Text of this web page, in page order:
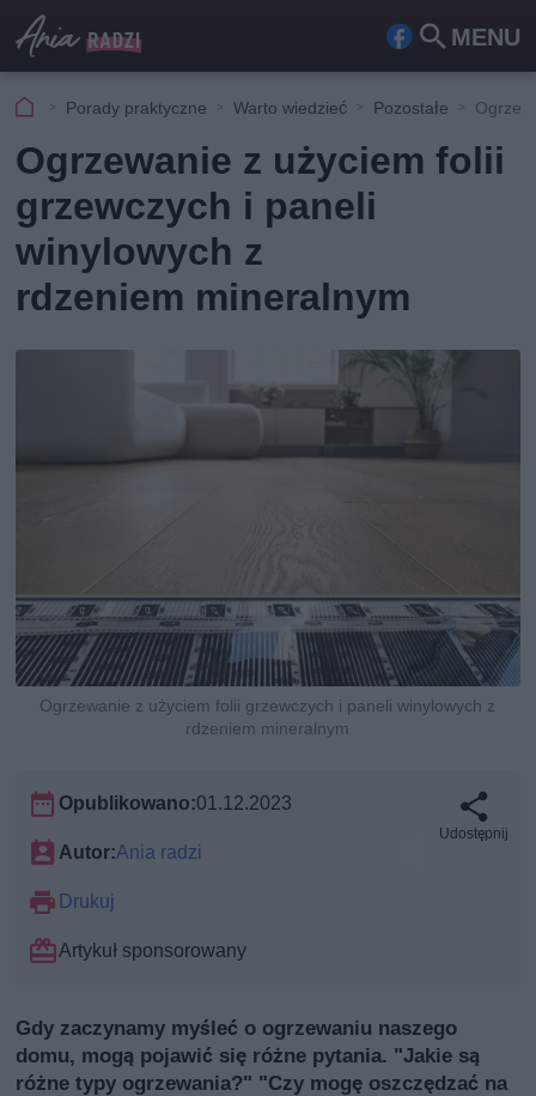
MENU
Fa
ook
Szu
kaj
Porady praktyczne Warto wiedzieć Pozostałe
Ogrzewanie z użyciem folii
grzewczych i paneli
winylowych z
rdzeniem mineralnym
Ogrzewanie z użyciem folii grzewczych i paneli winylowych z
rdzeniem mineralnym
Opublikowano:01.12.2023
Autor:Ania radzi
Drukuj
Artykuł sponsorowany
Udostępnij
Gdy zaczynamy myśleć o ogrzewaniu naszego
domu, mogą pojawić się różne pytania. "Jakie są
różne typy ogrzewania?" "Czy mogę oszczędzać na